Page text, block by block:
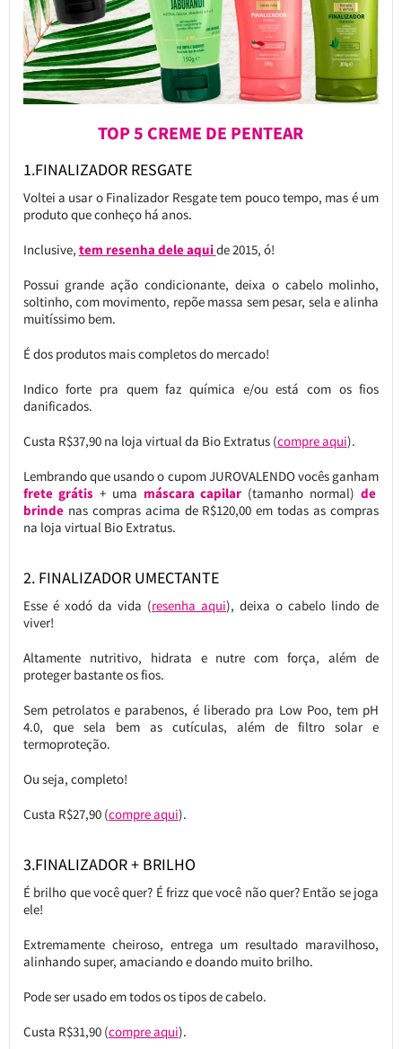
TOP 5 CREME DE PENTEAR
1.FINALIZADOR RESGATE
Voltei a usar o Finalizador Resgate tem pouco tempo, mas é um
produto que conheço há anos.
Inclusive, tem resenha dele aquide 2015, ó!
Possui grande ação condicionante, deixa o cabelo molinho,
soltinho, com movimento, repõe massa sem pesar, sela e alinha
muitíssimo bem.
É dos produtos mais completos do mercado!
Indico forte pra quem faz química e/ou está com os fios
danificados.
Custa R$37,90 na loja virtual da Bio Extratus (compre aqui).
Lembrando que usando o cupom JUROVALENDO vocês ganham
frete grátis+ uma máscara capilar (tamanho normal) de
brindenas compras acima de R$120,00 em todas as compras
na loja virtual Bio Extratus.
2. FINALIZADOR UMECTANTE
Esse é xodó da vida (resenha aqui), deixa o cabelo lindo de
viver!
Altamente nutritivo, hidrata e nutre com força, além de
proteger bastante os fios.
Sem petrolatos e parabenos, é liberado pra Low Poo, tem pH
4.0, que sela bem as cutículas, além de filtro solar e
termoproteção.
Ou seja, completo!
Custa R$27,90 (compre aqui).
3.FINALIZADOR + BRILHO
É brilho que você quer? É frizz que você não quer? Então se joga
ele!
Extremamente cheiroso, entrega um resultado maravilhoso,
alinhando super, amaciando e doando muito brilho.
Pode ser usado em todos os tipos de cabelo.
Custa R$31,90 (compre aqui).